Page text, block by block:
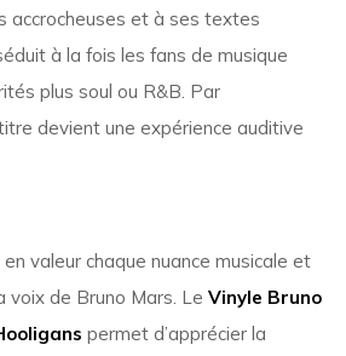
accrocheuses et à ses textes
à la fois les fans de musique
plus soul ou R&B. Par
devient une expérience auditive
valeur chaque nuance musicale et
voix de Bruno Mars. Le Vinyle Bruno
permet d’apprécier la